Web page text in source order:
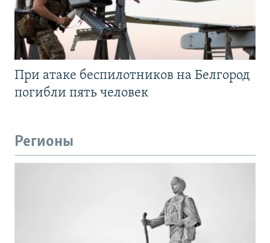
При атаке беспилотников на Белгород
погибли пять человек
Регионы